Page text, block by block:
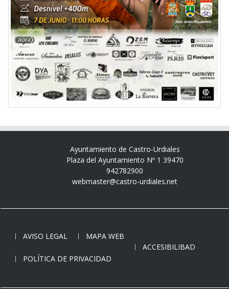
Ayuntamiento de Castro-Urdiales
Plaza del Ayuntamiento Nº 1 39470
942782900
webmaster@castro-urdiales.net
AVISO LEGAL
MAPA WEB
ACCESIBILIBAD
POLÍTICA DE PRIVACIDAD